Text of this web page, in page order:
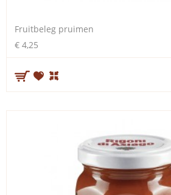
Fruitbeleg pruimen
€ 4,25